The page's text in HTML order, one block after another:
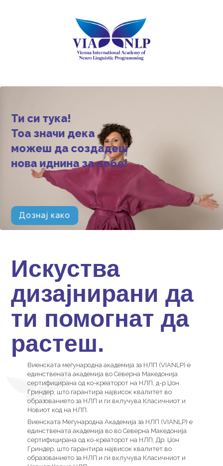
Ти си тука!
Тоа значи дека
можеш да создадеш
нова иднина за себе!
Дознај како
Искуства
дизајнирани да
ти помогнат да
растеш.
Виенската меѓународна академија за НЛП (VIANLP) е
единствената академија во Северна Македонија
сертифицирана од ко-креаторот на НЛП, д-р Џон
Гриндер, што гарантира највисок квалитет во
образованието за НЛП и ги вклучува Класичниот и
Новиот код на НЛП.
Виенската Меѓународна Академија за НЛП (VIANLP) е
единствената академија во во Северна Македонија
сертифицирана од ко-креаторот на НЛП, Др. Џон
Гриндер, што гарантира највисок квалитет во
образованието за НЛП и ги вклучува Класичниот и